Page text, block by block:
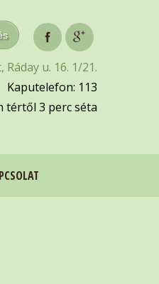
Ráday u. 16. 1/21.
Kaputelefon: 113
tértől 3 perc séta